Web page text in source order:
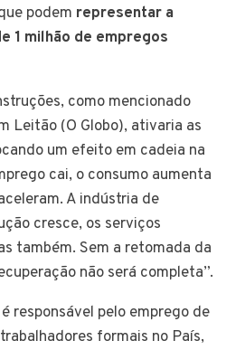
podem representar a
1 milhão de empregos
como mencionado
Leitão (O Globo), ativaria as
um efeito em cadeia na
cai, o consumo aumenta
A indústria de
cresce, os serviços
também. Sem a retomada da
não será completa”.
responsável pelo emprego de
formais no País,